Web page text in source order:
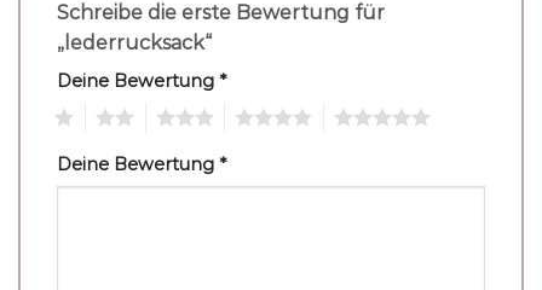
Schreibe die erste Bewertung für
„lederrucksack“
Deine Bewertung *
Deine Bewertung *